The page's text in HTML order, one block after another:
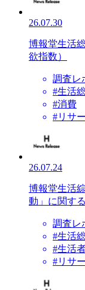
26.07.30
博報堂生活
欲指数）
調査レ
#生活
#消費
#リサ
26.07.24
博報堂生活
動」に関す
調査レ
#生活
#生活
#リサ